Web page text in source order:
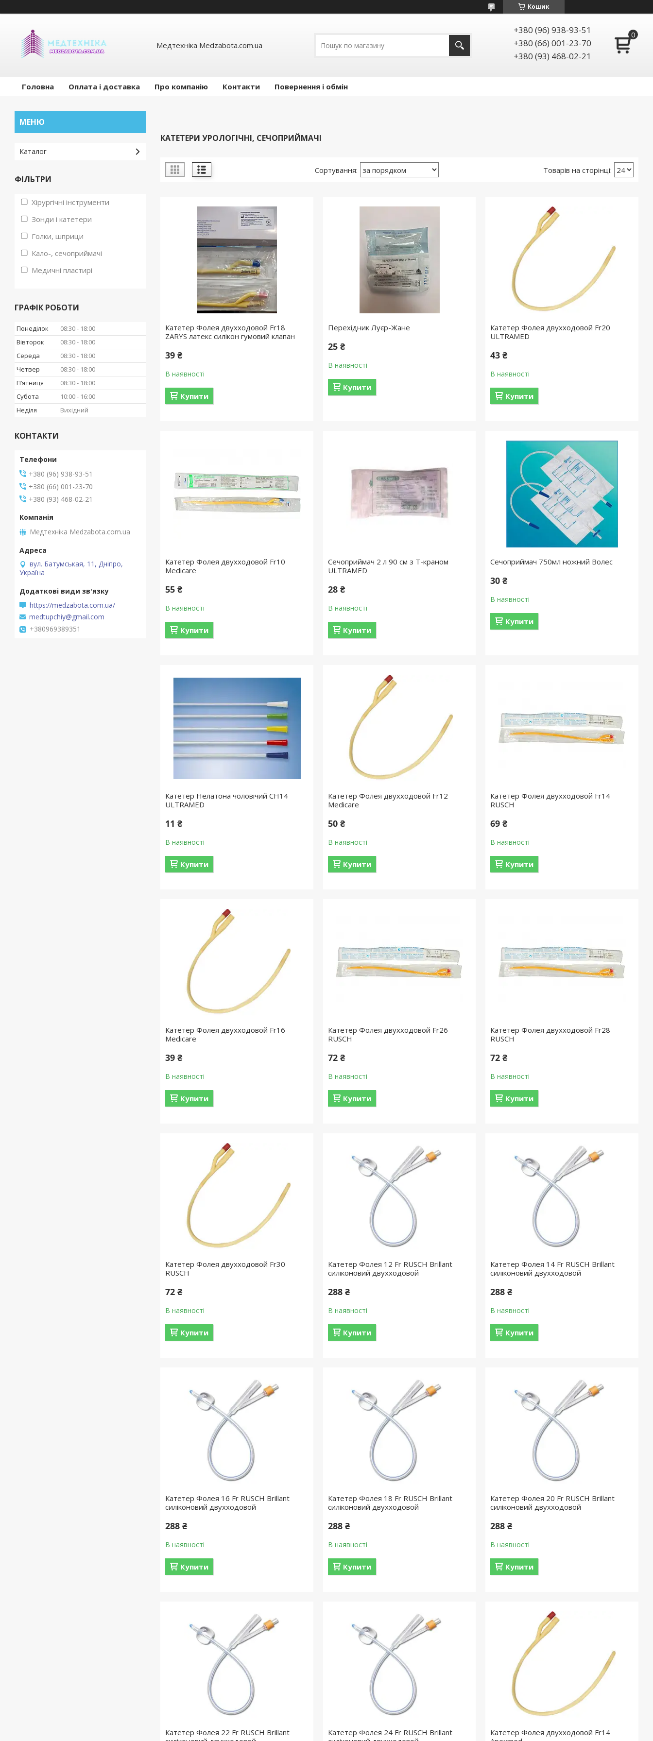
Кошик
Медтехніка Medzabota.com.ua
+380 (96) 938-93-51
+380 (66) 001-23-70
+380 (93) 468-02-21
Головна Оплата і доставка Про компанію Контакти Повернення і обмін
КАТЕТЕРИ УРОЛОГІЧНІ, СЕЧОПРИЙМАЧІ
Катетер Фолея двухходовой Fr18
ZARYS латекс силікон гумовий клапан
39 ₴
В наявності
Купити
Перехідник Луєр-Жане
25 ₴
В наявності
Купити
Катетер Фолея двухходовой Fr20
ULTRAMED
43 ₴
В наявності
Купити
Катетер Фолея двухходовой Fr10
Medicare
55 ₴
В наявності
Купити
Сечоприймач 2 л 90 см з Т-краном
ULTRAMED
28 ₴
В наявності
Купити
Сечоприймач 750мл ножний Волес
30 ₴
В наявності
Купити
Катетер Нелатона чоловічий СН14
ULTRAMED
11 ₴
В наявності
Купити
Катетер Фолея двухходовой Fr12
Medicare
50 ₴
В наявності
Купити
Катетер Фолея двухходовой Fr14
RUSСH
69 ₴
В наявності
Купити
Катетер Фолея двухходовой Fr16
Medicare
39 ₴
В наявності
Купити
Катетер Фолея двухходовой Fr26
RUSСH
72 ₴
В наявності
Купити
Катетер Фолея двухходовой Fr28
RUSСH
72 ₴
В наявності
Купити
Катетер Фолея двухходовой Fr30
RUSСH
72 ₴
В наявності
Купити
Катетер Фолея 12 Fr RUSСH Brillant
силіконовий двухходовой
288 ₴
В наявності
Купити
Катетер Фолея 14 Fr RUSСH Brillant
силіконовий двухходовой
288 ₴
В наявності
Купити
Катетер Фолея 16 Fr RUSСH Brillant
силіконовий двухходовой
288 ₴
В наявності
Купити
Катетер Фолея 18 Fr RUSСH Brillant
силіконовий двухходовой
288 ₴
В наявності
Купити
Катетер Фолея 20 Fr RUSСH Brillant
силіконовий двухходовой
288 ₴
В наявності
Купити
Катетер Фолея 22 Fr RUSСH Brillant
Катетер Фолея 24 Fr RUSСH Brillant
Катетер Фолея двухходовой Fr14
Каталог
ФІЛЬТРИ
Хірургічні інструменти
Зонди і катетери
Голки, шприци
Кало-, сечоприймачі
Медичні пластирі
ГРАФІК РОБОТИ
Понеділок 08:30
18:00
Вівторок
08:30
18:00
Середа
08:30
18:00
Четвер
08:30
18:00
Пʼятниця
08:30
18:00
Субота
10:00
16:00
Неділя
Вихідний
КОНТАКТИ
+380 (96) 938-93-51
+380 (66) 001-23-70
+380 (93) 468-02-21
Медтехніка Medzabota.com.ua
вул. Батумськая, 11, Дніпро,
Україна
https://medzabota.com.ua/
medtupchiy@gmail.com
+380969389351